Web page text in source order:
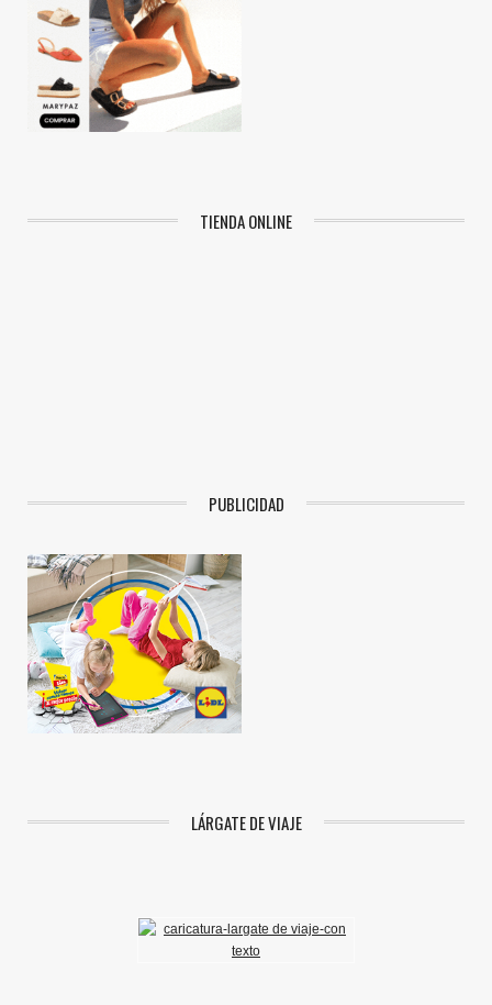
TIENDA ONLINE
PUBLICIDAD
LÁRGATE DE VIAJE